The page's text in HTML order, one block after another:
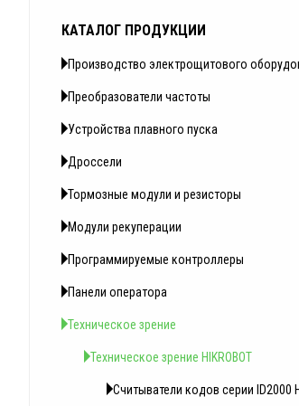
КАТАЛОГ ПРОДУКЦИИ
Производство электрощитового
Преобразователи частоты
Устройства плавного пуска
Дроссели
Тормозные модули и резисторы
Модули рекуперации
Программируемые контроллеры
Панели оператора
Техническое зрение
Техническое зрение HIKROBOT
Считыватели кодов серии ID2000